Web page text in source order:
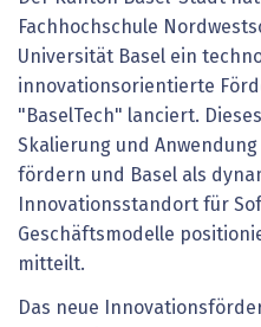
Fachhochschule
Universität Basel ein
innovationsorientierte
"BaselTech" lanciert.
Skalierung und
fördern und Basel als
Innovationsstandort für
Geschäftsmodelle
mitteilt.
Das neue